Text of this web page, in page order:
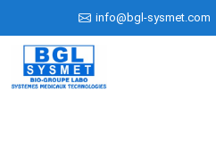
info@bgl-sysmet.com